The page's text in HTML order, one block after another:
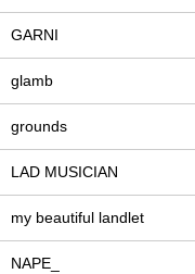
GARNI
glamb
grounds
LAD MUSICIAN
my beautiful landlet
NAPE_